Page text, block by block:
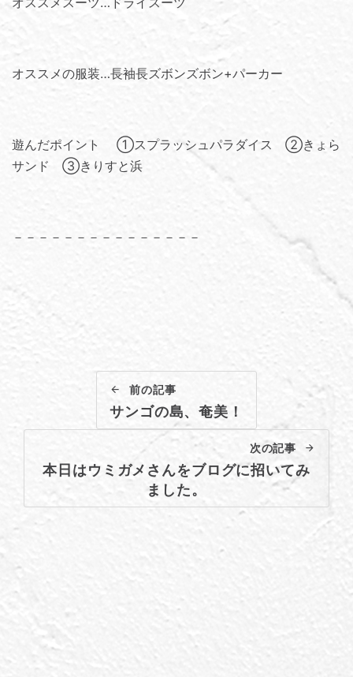
オススメの服装…長袖長ズボンズボン+パーカー
遊んだポイント ①スプラッシュパラダイス ②きょら
サンド ③きりすと浜
－－－－－－－－－－－－－－－
前の記事
サンゴの島、奄美！
次の記事
本日はウミガメさんをブログに招いてみ
ました。